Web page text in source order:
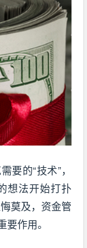
要的“技术”，
想法开始打扑
莫及，资金管
作用。